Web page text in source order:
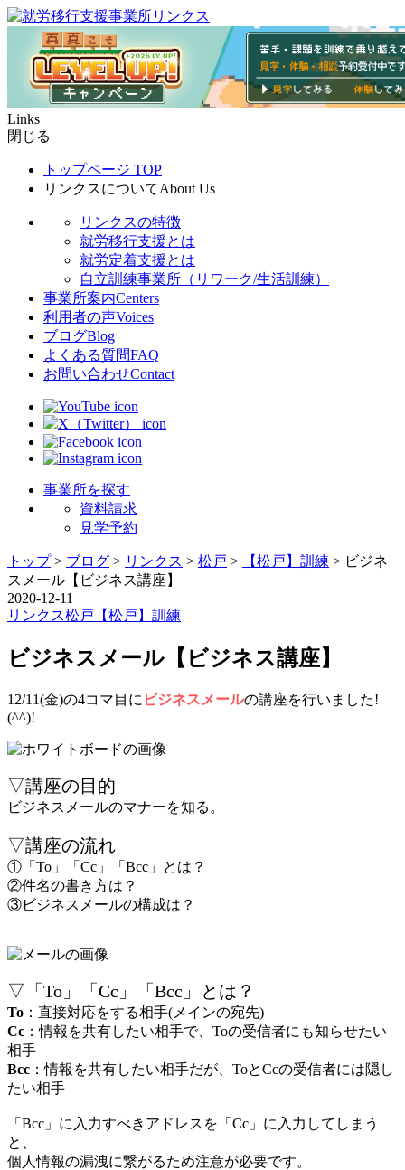
Links
閉じる
トップページ TOP
リンクスについてAbout Us
リンクスの特徴
就労移行支援とは
就労定着支援とは
自立訓練事業所（リワーク/生活訓練）
事業所案内Centers
利用者の声Voices
ブログBlog
よくある質問FAQ
お問い合わせContact
事業所を探す
資料請求
見学予約
トップ> ブログ > リンクス > 松戸 > 【松戸】訓練 > ビジネ
スメール【ビジネス講座】
2020-12-11
リンクス松戸 【松戸】訓練
ビジネスメール【ビジネス講座】
12/11(金)の4コマ目に ビジネスメールの講座を行いました!
(^^)!
▽講座の目的
ビジネスメールのマナーを知る。
▽講座の流れ
①「To」「Cc」「Bcc」とは？
②件名の書き方は？
③ビジネスメールの構成は？
▽「To」「Cc」「Bcc」とは？
To ：直接対応をする相手(メインの宛先)
Cc ：情報を共有したい相手で、Toの受信者にも知らせたい
相手
Bcc ：情報を共有したい相手だが、ToとCcの受信者には隠し
たい相手
「Bcc」に入力すべきアドレスを「Cc」に入力してしまう
と、
個人情報の漏洩に繋がるため注意が必要です。